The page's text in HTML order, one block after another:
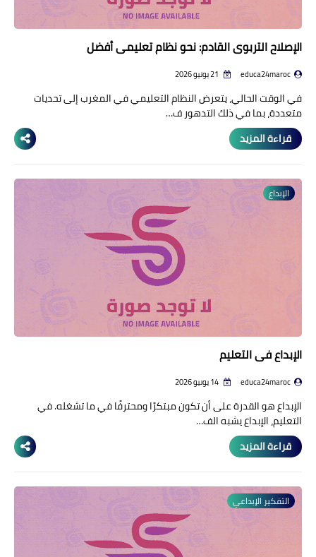
الإصلاح التربوي القادم: نحو نظام تعليمي أفضل
educa24maroc
في الوقت الحالي، يتعرض النظام التعليمي في المغرب إلى تحديات
متعددة، بما في ذلك التدهور ف…
قراءة المزيد
الإبداع
الإبداع في التعليم
educa24maroc
الإبداع هو القدرة على أن تكون مبتكرًا ومحترفًا في ما تشغله. في
التعليم، الإبداع يشبه الف…
قراءة المزيد
التفكير الإبداعي